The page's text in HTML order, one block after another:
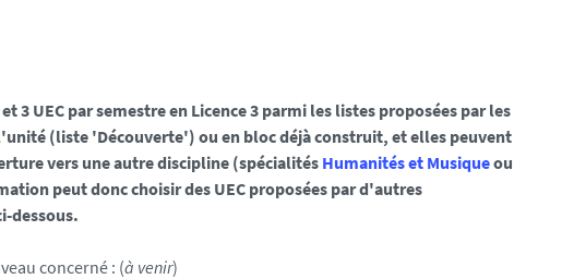
3 UEC par semestre en Licence 3 parmi les listes proposées par les
(liste 'Découverte') ou en bloc déjà construit, et elles peuvent
vers une autre discipline (spécialités Humanités et Musiqueou
peut donc choisir des UEC proposées par d'autres
dessous.
concerné : (à venir)